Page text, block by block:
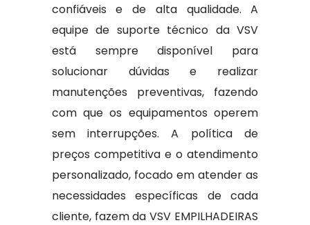
confiáveis e de alta qualidade. A
equipe de suporte técnico da VSV
está sempre disponível para
solucionar dúvidas e realizar
manutenções preventivas, fazendo
com que os equipamentos operem
sem interrupções. A política de
preços competitiva e o atendimento
personalizado, focado em atender as
necessidades específicas de cada
cliente, fazem da VSV EMPILHADEIRAS